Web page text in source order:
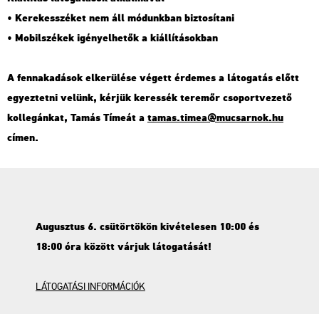
• Kerekesszéket nem áll módunkban biztosítani
• Mobilszékek igényelhetők a kiállításokban
A fennakadások elkerülése végett érdemes a látogatás előtt
egyeztetni velünk, kérjük keressék teremőr csoportvezető
kollegánkat, Tamás Tímeát a tamas.timea@mucsarnok.hu
címen.
Augusztus 6. csütörtökön kivételesen 10:00 és
18:00 óra között várjuk látogatását!
LÁTOGATÁSI INFORMÁCIÓK